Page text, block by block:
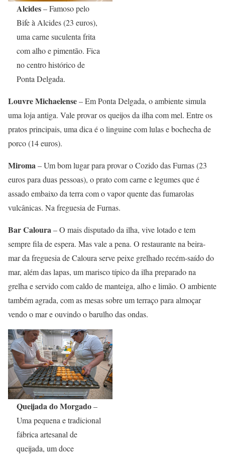
Alcides– Famoso pelo
Bife à Alcides (23 euros),
uma carne suculenta frita
com alho e pimentão. Fica
no centro histórico de
Ponta Delgada.
Louvre Michaelense– Em Ponta Delgada, o ambiente simula
uma loja antiga. Vale provar os queijos da ilha com mel. Entre os
pratos principais, uma dica é o linguine com lulas e bochecha de
porco (14 euros).
Miroma– Um bom lugar para provar o Cozido das Furnas (23
euros para duas pessoas), o prato com carne e legumes que é
assado embaixo da terra com o vapor quente das fumarolas
vulcânicas. Na freguesia de Furnas.
Bar Caloura– O mais disputado da ilha, vive lotado e tem
sempre fila de espera. Mas vale a pena. O restaurante na beira-
mar da freguesia de Caloura serve peixe grelhado recém-saído do
mar, além das lapas, um marisco típico da ilha preparado na
grelha e servido com caldo de manteiga, alho e limão. O ambiente
também agrada, com as mesas sobre um terraço para almoçar
vendo o mar e ouvindo o barulho das ondas.
Queijada do Morgado–
Uma pequena e tradicional
fábrica artesanal de
queijada, um doce